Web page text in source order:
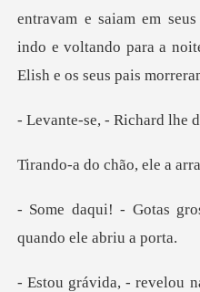
entravam e saiam em
ichard lhe
ele a
elou